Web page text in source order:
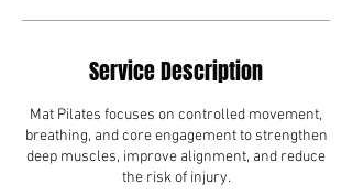
Service Description
Mat Pilates focuses on controlled movement,
breathing, and core engagement to strengthen
deep muscles, improve alignment, and reduce
the risk of injury.